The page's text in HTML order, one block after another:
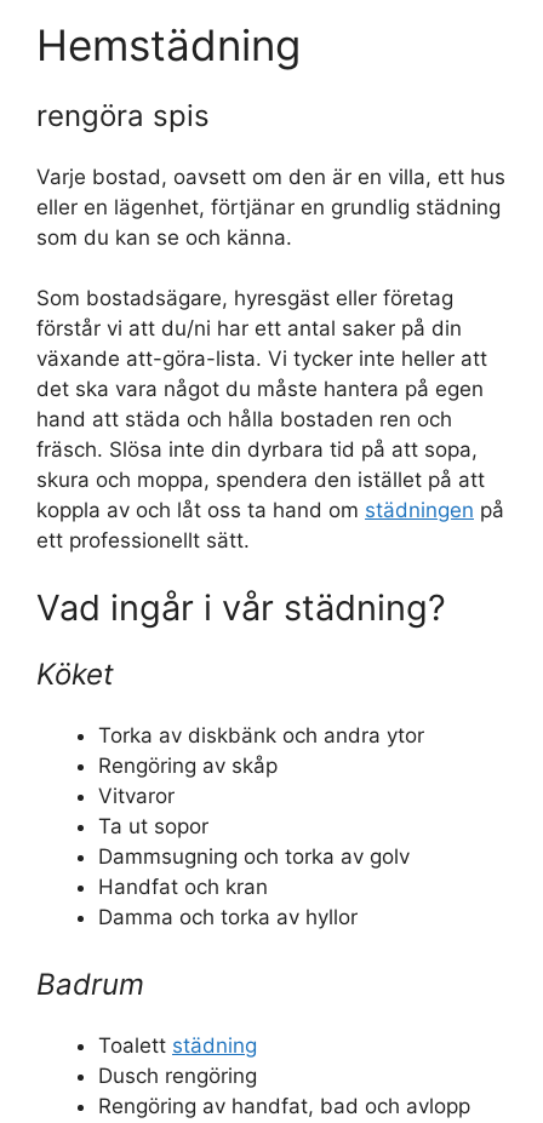
Hemstädning
rengöra spis
Varje bostad, oavsett om den är en villa, ett hus
eller en lägenhet, förtjänar en grundlig städning
som du kan se och känna.
Som bostadsägare, hyresgäst eller företag
förstår vi att du/ni har ett antal saker på din
växande att-göra-lista. Vi tycker inte heller att
det ska vara något du måste hantera på egen
hand att städa och hålla bostaden ren och
fräsch. Slösa inte din dyrbara tid på att sopa,
skura och moppa, spendera den istället på att
koppla av och låt oss ta hand om städningen på
ett professionellt sätt.
Vad ingår i vår städning?
Köket
Torka av diskbänk och andra ytor
Rengöring av skåp
Vitvaror
Ta ut sopor
Dammsugning och torka av golv
Handfat och kran
Damma och torka av hyllor
Badrum
Toalett städning
Dusch rengöring
Rengöring av handfat, bad och avlopp